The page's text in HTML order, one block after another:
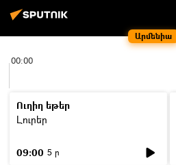
Արմենիա
00:00
Ուղիղ եթեր
Լուրեր
09:00 5 ր